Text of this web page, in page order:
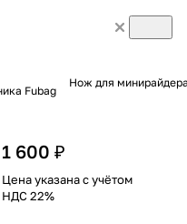
Fubag
Нож для минирайдера
1 600 ₽
Цена указана с учётом
НДС 22%